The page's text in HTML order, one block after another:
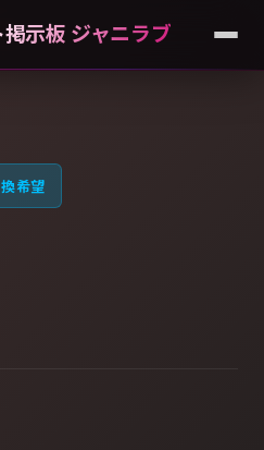
示板 ジャニラブ
希望